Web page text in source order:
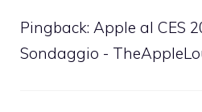
Pingback: Apple al CES
Sondaggio -